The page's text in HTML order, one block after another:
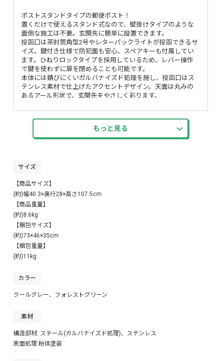
ポストスタンドタイプの郵便ポスト！
置くだけで使えるスタンド式なので、壁掛けタイプのような
面倒な施工は不要。玄関先に簡単に設置できます。
投函口は茶封筒角型2号やレターパックライトが投函できるサ
イズ。鍵付き仕様で防犯面も安心、スペアキーも付属してい
ます。ひねりロックタイプを採用しているため、レバー操作
で鍵を使わずに扉を閉めることも可能です。
本体には錆びにくいガルバナイズド処理を施し、投函口はス
テンレス素材で仕上げたアクセントデザイン。天面は丸みの
あるアール形状で、玄関先をやさしく彩ります。
ンカーボルトも付属しているため、地面へ固定することもで
きます。
カラーはクールグレーとフォレストグリーンの2色展開。脚部
はブラックカラーで仕上げています。
もっと見る
サイズ
【商品サイズ】
(約)幅40.3×奥行28×高さ107.5cm
【商品重量】
(約)8.6kg
【梱包サイズ】
(約)73×46×35cm
【梱包重量】
(約)11kg
カラー
クールグレー、フォレストグリーン
素材
構造部材: スチール(ガルバナイズド処理)、ステンレス
表面処理:粉体塗装